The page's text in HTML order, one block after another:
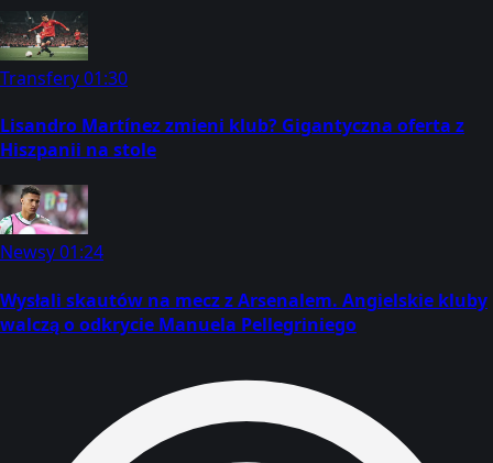
Transfery01:30
Lisandro Martínez zmieni klub? Gigantyczna oferta z
Hiszpanii na stole
Newsy01:24
Wysłali skautów na mecz z Arsenalem. Angielskie kluby
walczą o odkrycie Manuela Pellegriniego